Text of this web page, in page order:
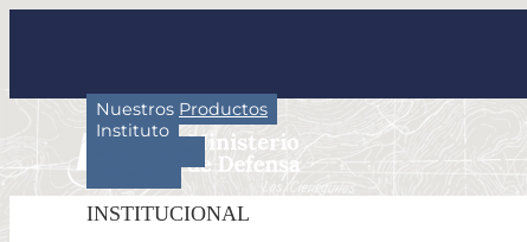
Nuestros Productos
Instituto
INSTITUCIONAL